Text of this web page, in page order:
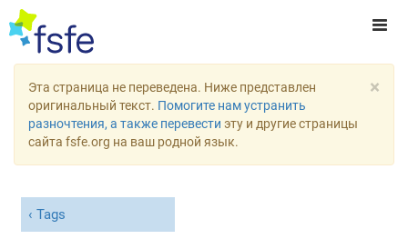
×
Эта страница не переведена. Ниже представлен
оригинальный текст. Помогите нам устранить
разночтения, а также перевести эту и другие страницы
сайта fsfe.org на ваш родной язык.
Tags